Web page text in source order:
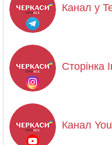
Канал у
Сторінка
Канал